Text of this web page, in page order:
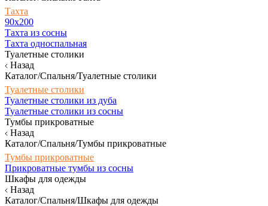
Тахта
90х200
Тахта из сосны
Тахта односпальная
Туалетные столики
Назад
Каталог/Спальня/Туалетные столики
Туалетные столики
Туалетные столики из дуба
Туалетные столики из сосны
Тумбы прикроватные
Назад
Каталог/Спальня/Тумбы прикроватные
Тумбы прикроватные
Прикроватные тумбы из сосны
Шкафы для одежды
Назад
Каталог/Спальня/Шкафы для одежды